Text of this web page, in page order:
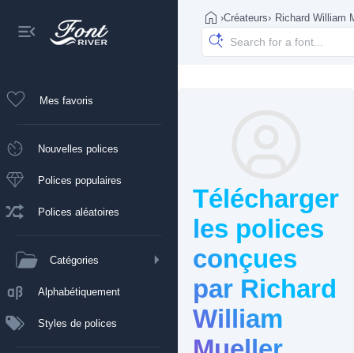
Mes favoris
Nouvelles polices
Polices populaires
Polices aléatoires
Catégories
Alphabétiquement
Styles de polices
›Créateurs› Richard William
Télécharger
les polices
conçues
par Richard
William